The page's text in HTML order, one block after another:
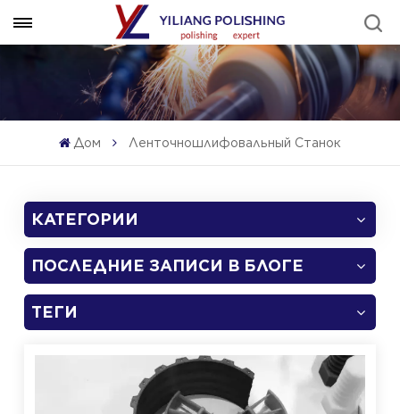
Дом Ленточношлифовальный Станок
КАТЕГОРИИ
ПОСЛЕДНИЕ ЗАПИСИ В БЛОГЕ
ТЕГИ